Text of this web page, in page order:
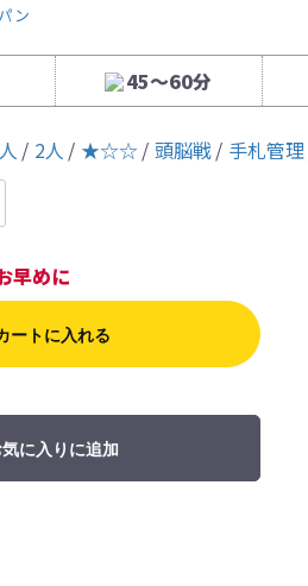
ン
45～60分
2人 ★☆☆ 頭脳戦 手札管理
早めに
ートに入れる
気に入りに追加